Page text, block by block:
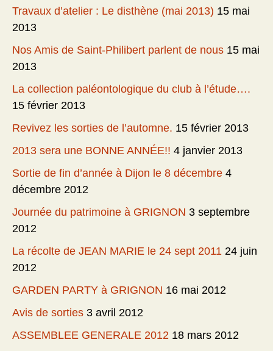
Travaux d’atelier : Le disthène (mai 2013) 15 mai
2013
Nos Amis de Saint-Philibert parlent de nous 15 mai
2013
La collection paléontologique du club à l’étude….
15 février 2013
Revivez les sorties de l’automne. 15 février 2013
2013 sera une BONNE ANNÉE!! 4 janvier 2013
Sortie de fin d’année à Dijon le 8 décembre 4
décembre 2012
Journée du patrimoine à GRIGNON 3 septembre
2012
La récolte de JEAN MARIE le 24 sept 2011 24 juin
2012
GARDEN PARTY à GRIGNON 16 mai 2012
Avis de sorties 3 avril 2012
ASSEMBLEE GENERALE 2012 18 mars 2012